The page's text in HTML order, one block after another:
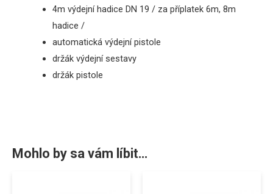
4m výdejní hadice DN 19 / za příplatek 6m, 8m
hadice /
automatická výdejní pistole
držák výdejní sestavy
držák pistole
Mohlo by sa vám líbit…